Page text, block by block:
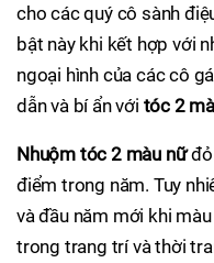
cho các quý cô sành
bật này khi kết hợp với
ngoại hình của các cô
dẫn và bí ẩn với tóc 2
Nhuộm tóc 2 màu nữđỏ
điểm trong năm. Tuy
và đầu năm mới khi
trong trang trí và thời